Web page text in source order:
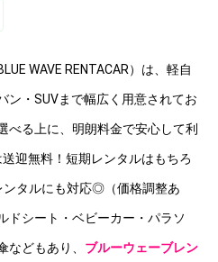
BLUE WAVE RENTACAR）は、軽自
ン・SUVまで幅広く用意されてお
べる上に、明朗料金で安心して利
迎無料！短期レンタルはもちろ
ンタルにも対応◎（価格調整あ
ドシート・ベビーカー・パラソ
などもあり、 ブルーウェーブレン